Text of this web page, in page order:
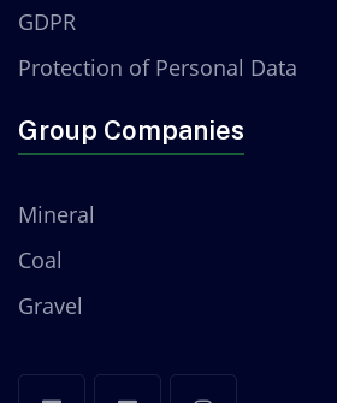
GDPR
Protection of Personal Data
Group Companies
Mineral
Coal
Gravel